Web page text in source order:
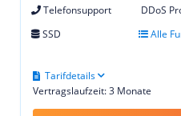
Telefonsupport DDoS
SSD
Alle
Vertragslaufzeit: 3 Monate
Tarifdetails